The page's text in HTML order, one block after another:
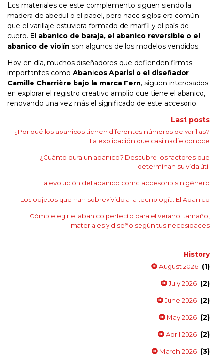
Los materiales de este complemento siguen siendo la
madera de abedul o el papel, pero hace siglos era común
que el varillaje estuviera formado de marfil y el país de
cuero. El abanico de baraja, el abanico reversible o el
abanico de violín son algunos de los modelos vendidos.
Hoy en día, muchos diseñadores que defienden firmas
importantes como Abanicos Aparisi o el diseñador
Camille Charrière bajo la marca Fern, siguen interesados
en explorar el registro creativo amplio que tiene el abanico,
renovando una vez más el significado de este accesorio.
Last posts
¿Por qué los abanicos tienen diferentes números de varillas?
La explicación que casi nadie conoce
¿Cuánto dura un abanico? Descubre los factores que
determinan su vida útil
La evolución del abanico como accesorio sin género
Los objetos que han sobrevivido a la tecnología: El Abanico
Cómo elegir el abanico perfecto para el verano: tamaño,
materiales y diseño según tus necesidades
History
August 2026 (1)
July 2026 (2)
June 2026 (2)
May 2026 (2)
April 2026 (2)
March 2026 (3)